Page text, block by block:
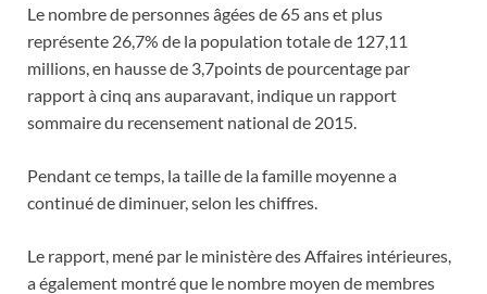
Le nombre de personnes âgées de 65 ans et plus
représente 26,7% de la population totale de 127,11
millions, en hausse de 3,7points de pourcentage par
rapport à cinq ans auparavant, indique un rapport
sommaire du recensement national de 2015.
Pendant ce temps, la taille de la famille moyenne a
continué de diminuer, selon les chiffres.
Le rapport, mené par le ministère des Affaires intérieures,
a également montré que le nombre moyen de membres